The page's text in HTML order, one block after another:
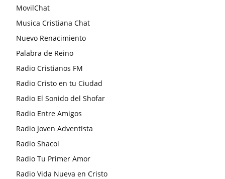
MovilChat
Musica Cristiana Chat
Nuevo Renacimiento
Palabra de Reino
Radio Cristianos FM
Radio Cristo en tu Ciudad
Radio El Sonido del Shofar
Radio Entre Amigos
Radio Joven Adventista
Radio Shacol
Radio Tu Primer Amor
Radio Vida Nueva en Cristo